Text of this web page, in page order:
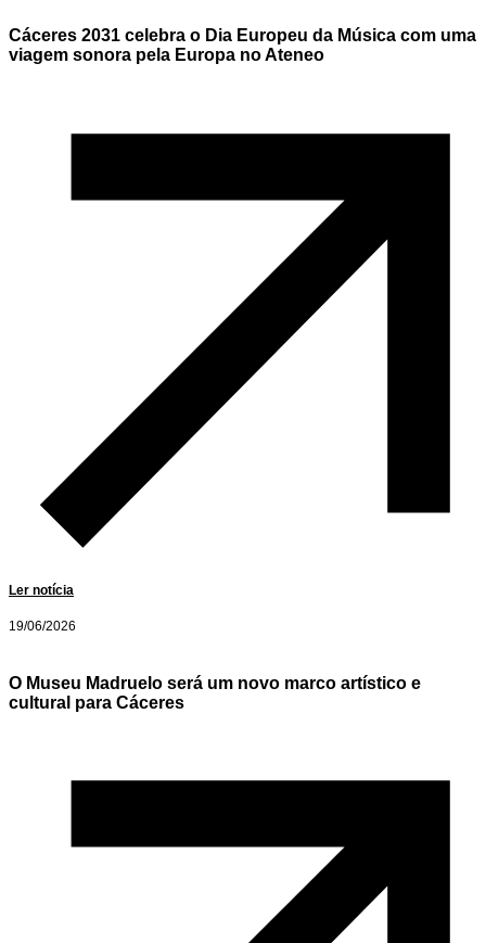
Cáceres 2031 celebra o Dia Europeu da Música com uma
viagem sonora pela Europa no Ateneo
Ler notícia
19/06/2026
O Museu Madruelo será um novo marco artístico e
cultural para Cáceres